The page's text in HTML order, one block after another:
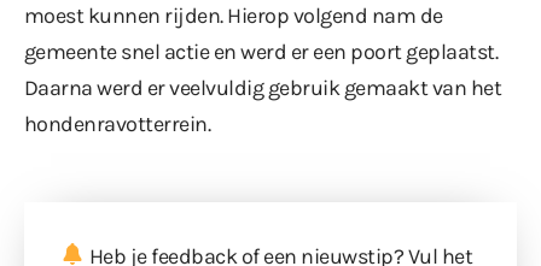
moest kunnen rijden. Hierop volgend nam de
gemeente snel actie en werd er een poort geplaatst.
Daarna werd er veelvuldig gebruik gemaakt van het
hondenravotterrein.
Heb je feedback of een nieuwstip? Vul het